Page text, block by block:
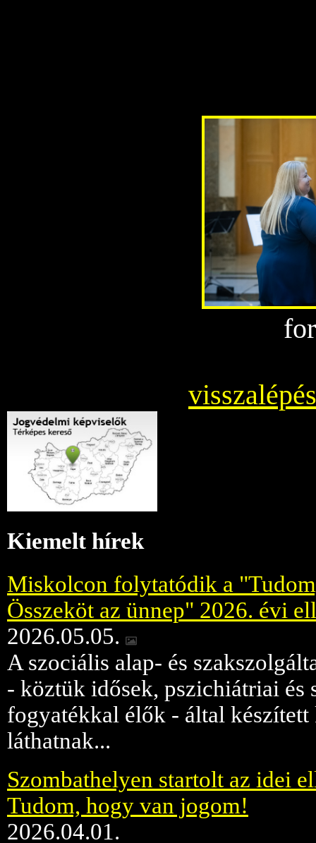
Kiemelt hírek
Miskolcon folytatódik a
Összeköt az ünnep" 2026. évi
2026.05.05.
A szociális alap- és
- köztük idősek, pszichiátriai és
fogyatékkal élők - által
láthatnak...
Szombathelyen startolt az idei
Tudom, hogy van jogom!
2026.04.01.